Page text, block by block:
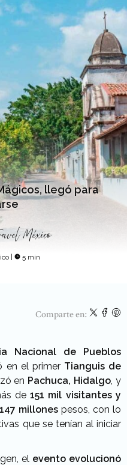
llegó para
México
| 5 min
Comparte en:
Nacional de Pueblos
en el primer Tianguis de
en Pachuca, Hidalgo , y
de151 mil visitantes y
millonespesos, con lo
que se tenían al iniciar
el evento evolucionó